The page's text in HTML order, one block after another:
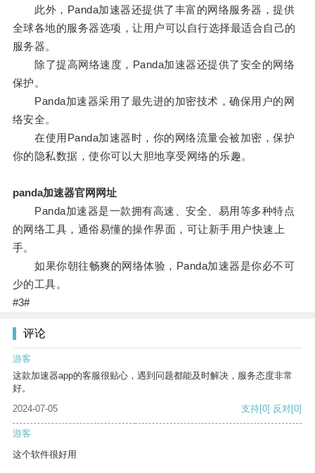
此外，Panda加速器还提供了丰富的网络服务器，提供
全球各地的服务器选项，让用户可以自行选择最适合自己的
服务器。
除了提高网络速度，Panda加速器还提供了安全的网络
保护。
Panda加速器采用了最先进的加密技术，确保用户的网
络安全。
在使用Panda加速器时，你的网络流量会被加密，保护
你的隐私数据，使你可以大胆地享受网络的乐趣。
panda加速器官网网址
Panda加速器是一款拥有高速、安全、易用等多种特点
的网络工具，通俗易懂的操作界面，可让新手用户快速上
手。
如果你朝往畅爽的网络体验，Panda加速器是你必不可
少的工具。
#3#
评论
游客
这款加速器app的客服很贴心，遇到问题都能及时解决，服务态度非常
好。
2024-07-05
支持[0] 反对[0]
游客
这个软件很好用